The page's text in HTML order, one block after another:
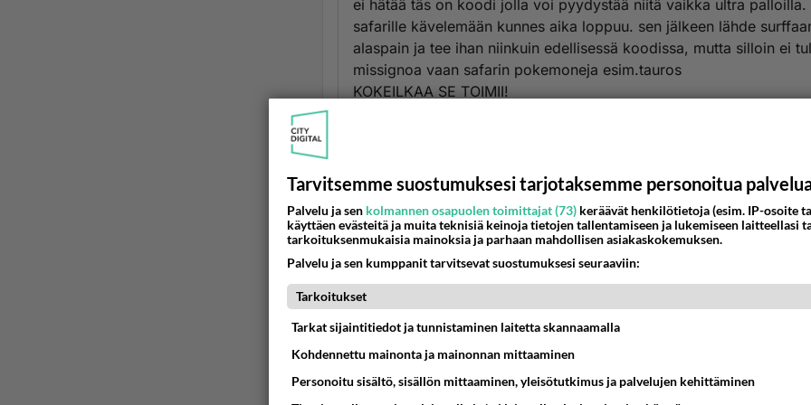
ei hätää täs on koodi jolla voi pyydystää niitä vaikka ultra palloilla.
safarille kävelemään kunnes aika loppuu. sen jälkeen lähde
alaspain ja tee ihan niinkuin edellisessä koodissa, mutta silloin ei
missignoa vaan safarin pokemoneja esim.tauros
KOKEILKAA SE TOIMII!
charmander
2001-02-25 21:11:00
jos teillä on jotain järkeviä kyssäreitä pokemon peleihiin niin
charmanderkirjoitti:
jos teillä on jotain järkeviä kyssäreitä pokemon peleihiin niin vastaan.
Tarvitsemme suostumuksesi tarjotaksemme personoitua
Palvelu ja sen kolmannen osapuolen toimittajat (73) keräävät henkilötietoja (esim. IP-osoite
käyttäen evästeitä ja muita teknisiä keinoja tietojen tallentamiseen ja lukemiseen laitteellasi
tarkoituksenmukaisia mainoksia ja parhaan mahdollisen asiakaskokemuksen.
Palvelu ja sen kumppanit tarvitsevat suostumuksesi seuraaviin:
Tarkoitukset
Tarkat sijaintitiedot ja tunnistaminen laitetta skannaamalla
Kohdennettu mainonta ja mainonnan mittaaminen
Personoitu sisältö, sisällön mittaaminen, yleisötutkimus ja palvelujen kehittäminen